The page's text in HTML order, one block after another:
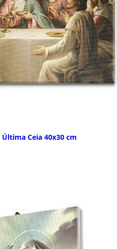
Ceia 40x30 cm